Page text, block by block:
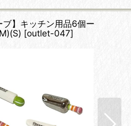
ブ】キッチン用品6個ー
[outlet-047]